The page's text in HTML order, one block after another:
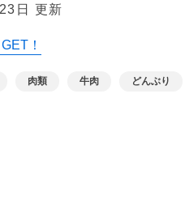
日 更新
！
肉類 牛肉 どんぶり